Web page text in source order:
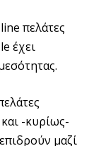
πελάτες
έχει
-κυρίως-
μαζί